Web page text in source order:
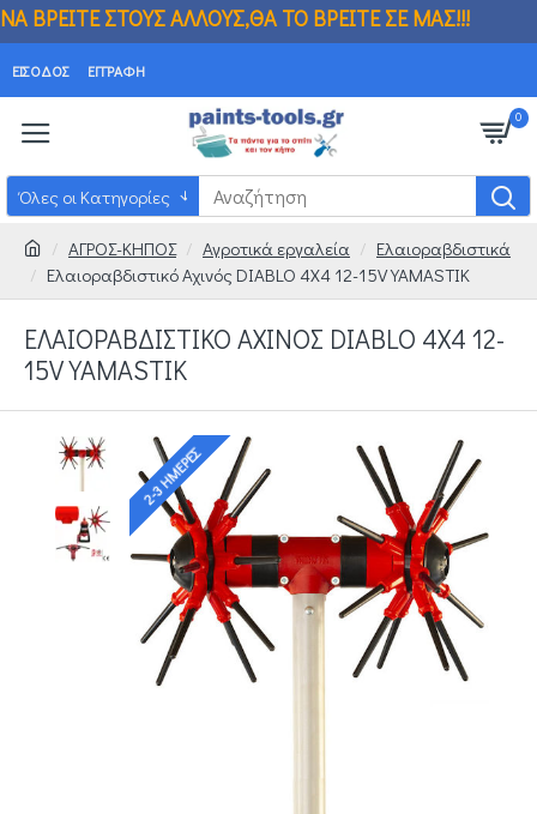
ΑΛΛΟΥΣ,ΘΑ ΤΟ ΒΡΕΙΤΕ ΣΕ ΜΑΣ!!!
ΕΊΣΟΔΟΣ ΕΓΓΡΑΦΉ
0
Όλες οι Κατηγορίες
ΑΓΡΟΣ-ΚΗΠΟΣ Αγροτικά εργαλεία
Ελαιοραβδιστικά
Ελαιοραβδιστικό Αχινός DIABLO 4X4 12-15V YAMASTIK
ΕΛΑΙΟΡΑΒΔΙΣΤΙΚΌ ΑΧΙΝΌΣ DIABLO 4X4 12-
15V YAMASTIK
2-3 ΗΜΈΡΕΣ